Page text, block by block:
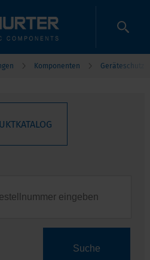
Komponenten Geräteschutz
Suche